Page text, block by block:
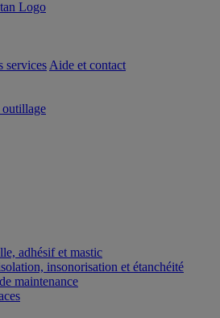
services Aide et contact
outillage
adhésif et mastic
insonorisation et étanchéité
maintenance